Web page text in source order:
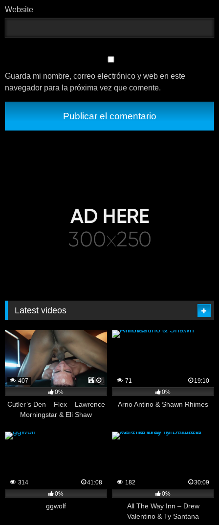
Website
Guarda mi nombre, correo electrónico y web en este
navegador para la próxima vez que comente.
Latest videos
407
0%
Cutler’s Den – Flex – Lawrence
Morningstar & Eli Shaw
71
19:10
0%
Arno Antino & Shawn Rhimes
314
41:08
0%
ggwolf
182
30:09
0%
All The Way Inn – Drew
Valentino & Ty Santana